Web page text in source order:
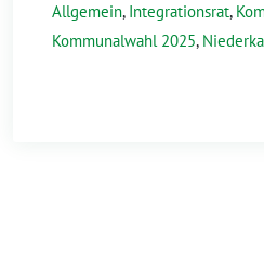
Allgemein, Integrationsrat,
Kommunalwahl 2025,